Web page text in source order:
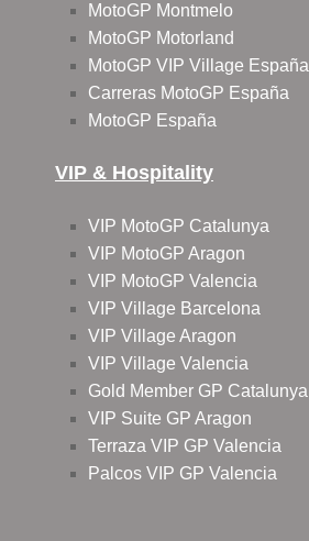
MotoGP Montmelo
MotoGP Motorland
MotoGP VIP Village España
Carreras MotoGP España
MotoGP España
VIP & Hospitality
VIP MotoGP Catalunya
VIP MotoGP Aragon
VIP MotoGP Valencia
VIP Village Barcelona
VIP Village Aragon
VIP Village Valencia
Gold Member GP Catalunya
VIP Suite GP Aragon
Terraza VIP GP Valencia
Palcos VIP GP Valencia